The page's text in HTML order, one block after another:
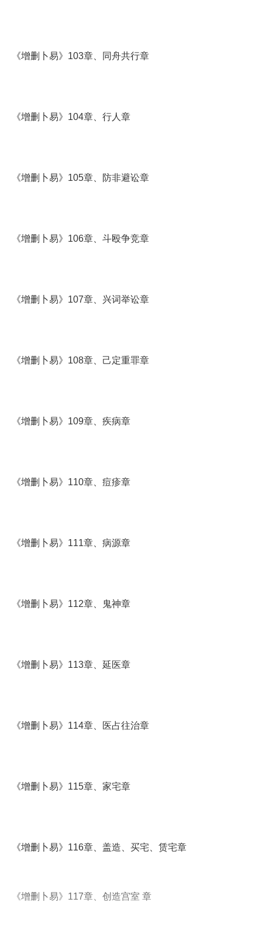
《增删卜易》103章、同舟共行章
《增删卜易》104章、行人章
《增删卜易》105章、防非避讼章
《增删卜易》106章、斗殴争竞章
《增删卜易》107章、兴词举讼章
《增删卜易》108章、己定重罪章
《增删卜易》109章、疾病章
《增删卜易》110章、痘疹章
《增删卜易》111章、病源章
《增删卜易》112章、鬼神章
《增删卜易》113章、延医章
《增删卜易》114章、医占往治章
《增删卜易》115章、家宅章
《增删卜易》116章、盖造、买宅、赁宅章
《增删卜易》117章、创造宫室 章